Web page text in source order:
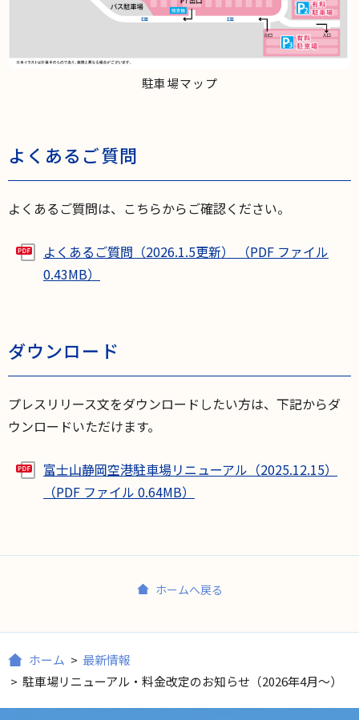
駐車場マップ
よくあるご質問
よくあるご質問は、こちらからご確認ください。
よくあるご質問（2026.1.5更新） （PDF ファイル
0.43MB）
ダウンロード
プレスリリース文をダウンロードしたい方は、下記からダ
ウンロードいただけます。
富士山静岡空港駐車場リニューアル（2025.12.15）
（PDF ファイル 0.64MB）
ホームへ戻る
ホーム > 最新情報
> 駐車場リニューアル・料金改定のお知らせ（2026年4月～）